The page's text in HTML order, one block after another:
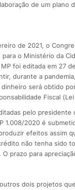
de um plano
de 2021, o
o Ministério da
foi editada em 27
durante a
será obtido
Fiscal
pelo
2020 é
efeitos assim
não tenha sido
prazo para
dois projetos